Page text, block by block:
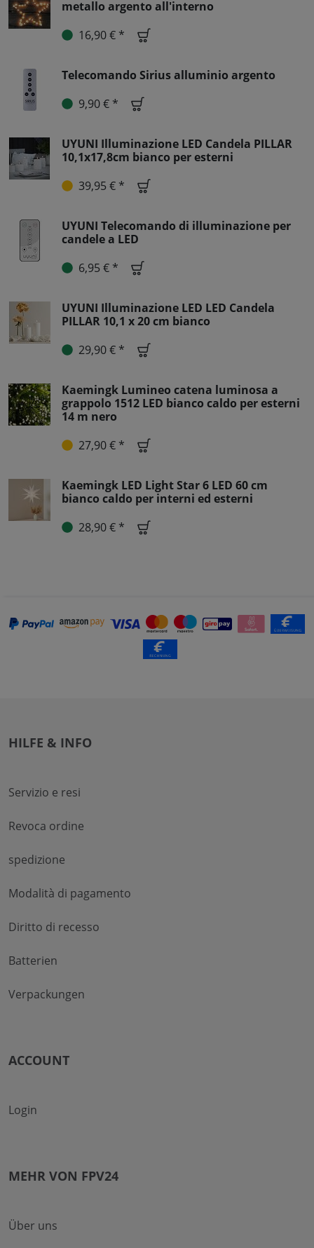
metallo argento all'interno
16,90 € *
Telecomando Sirius alluminio argento
9,90 € *
UYUNI Illuminazione LED Candela PILLAR
10,1x17,8cm bianco per esterni
39,95 € *
UYUNI Telecomando di illuminazione per
candele a LED
6,95 € *
UYUNI Illuminazione LED LED Candela
PILLAR 10,1 x 20 cm bianco
29,90 € *
Kaemingk Lumineo catena luminosa a
grappolo 1512 LED bianco caldo per esterni
14 m nero
27,90 € *
Kaemingk LED Light Star 6 LED 60 cm
bianco caldo per interni ed esterni
28,90 € *
HILFE & INFO
Servizio e resi
Revoca ordine
spedizione
Modalità di pagamento
Diritto di recesso
Batterien
Verpackungen
ACCOUNT
Login
MEHR VON FPV24
Über uns